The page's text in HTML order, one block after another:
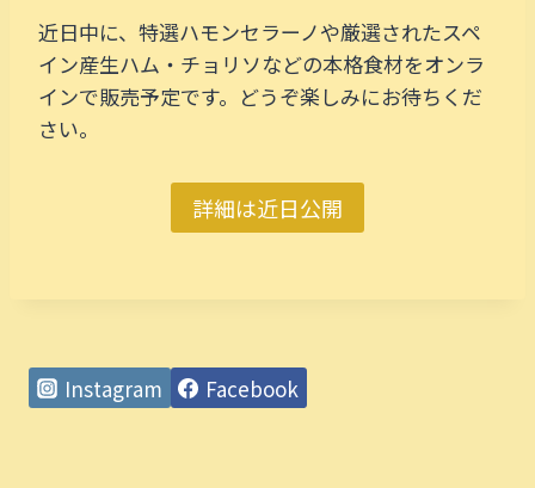
近日中に、特選ハモンセラーノや厳選されたスペ
イン産生ハム・チョリソなどの本格食材をオンラ
インで販売予定です。どうぞ楽しみにお待ちくだ
さい。
詳細は近日公開
Instagram Facebook